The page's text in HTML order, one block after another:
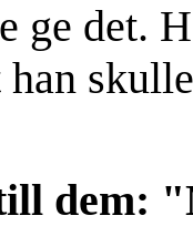
ge det.
dem: